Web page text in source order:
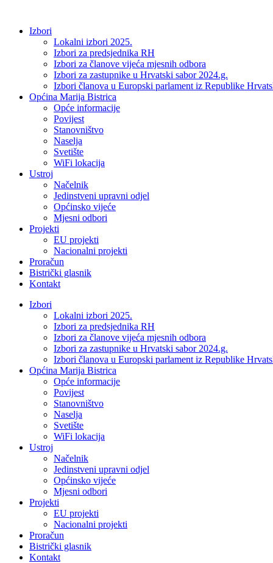
sadržajIzbori
Lokalni izbori 2025.
Izbori za predsjednika RH
Izbori za članove vijeća mjesnih odbora
Izbori za zastupnike u Hrvatski sabor 2024.g.
Izbori članova u Europski parlament iz Republike
Općina Marija Bistrica
Opće informacije
Povijest
Stanovništvo
Naselja
Svetište
WiFi lokacija
Ustroj
Načelnik
Jedinstveni upravni odjel
Općinsko vijeće
Mjesni odbori
Projekti
EU projekti
Nacionalni projekti
Proračun
Bistrički glasnik
Kontakt
Izbori
Lokalni izbori 2025.
Izbori za predsjednika RH
Izbori za članove vijeća mjesnih odbora
Izbori za zastupnike u Hrvatski sabor 2024.g.
Izbori članova u Europski parlament iz Republike
Općina Marija Bistrica
Opće informacije
Povijest
Stanovništvo
Naselja
Svetište
WiFi lokacija
Ustroj
Načelnik
Jedinstveni upravni odjel
Općinsko vijeće
Mjesni odbori
Projekti
EU projekti
Nacionalni projekti
Proračun
Bistrički glasnik
Kontakt